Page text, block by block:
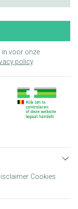
in voor onze
policy.
Cookies